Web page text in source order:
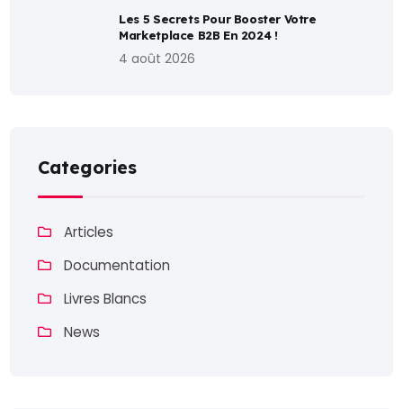
Les 5 Secrets Pour Booster Votre
Marketplace B2B En 2024 !
4 août 2026
Categories
Articles
Documentation
Livres Blancs
News